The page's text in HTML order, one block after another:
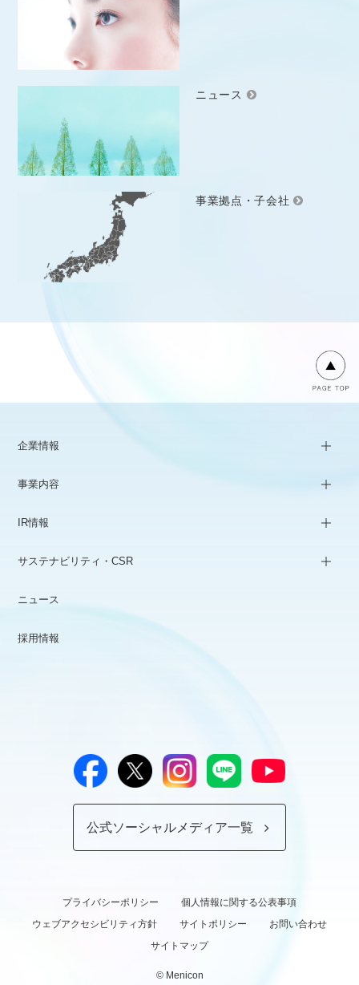
ニュース
事業拠点・子会社
企業情報
事業内容
IR情報
サステナビリティ・CSR
ニュース
採用情報
公式ソーシャルメディア一覧
プライバシーポリシー
個人情報に関する公表事項
ウェブアクセシビリティ方針
サイトポリシー
お問い合わせ
サイトマップ
© Menicon